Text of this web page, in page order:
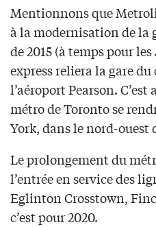
Mentionnons que
à la modernisation de la
de 2015 (à temps pour
express reliera la gare
l’aéroport Pearson. C’est
métro de Toronto se
York, dans le nord-ouest
Le prolongement du
l’entrée en service des
Eglinton Crosstown,
c’est pour 2020.